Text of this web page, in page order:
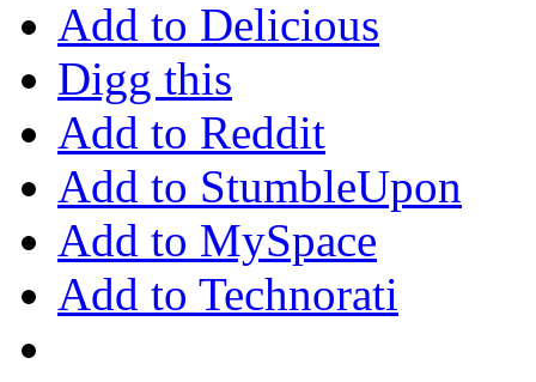
Add to Delicious
Digg this
Add to Reddit
Add to StumbleUpon
Add to MySpace
Add to Technorati